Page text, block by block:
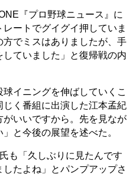
『プロ野球ニュース』に
ートでグイグイ押していま
でミスはありましたが、手
ていました」と復帰戦の内
イニングを伸ばしていくこ
く番組に出演した江本孟紀
いいですから。先を見なが
と今後の展望を述べた。
も「久しぶりに見たんです
たよね」とパンプアップさ